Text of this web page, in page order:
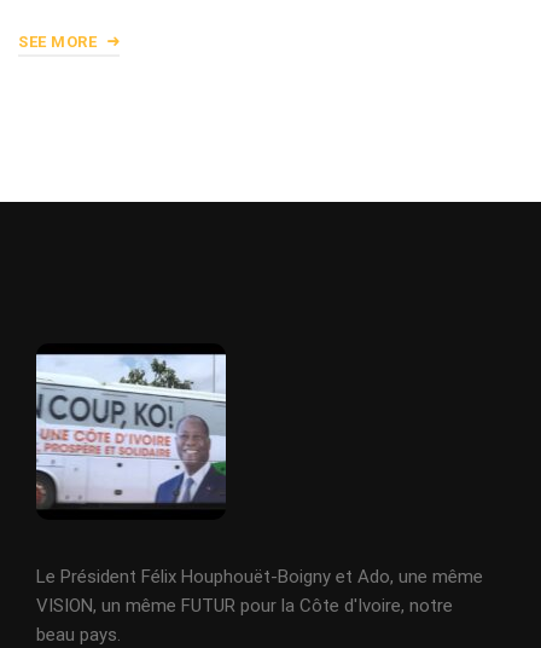
SEE MORE
Le Président Félix Houphouët-Boigny et Ado, une même
VISION, un même FUTUR pour la Côte d'Ivoire, notre
beau pays.